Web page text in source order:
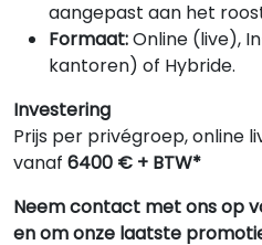
aangepast aan het
Formaat:Online (live),
kantoren) of Hybride.
Investering
Prijs per privégroep, online
vanaf 6400 € + BTW*
Neem contact met ons op
en om onze laatste